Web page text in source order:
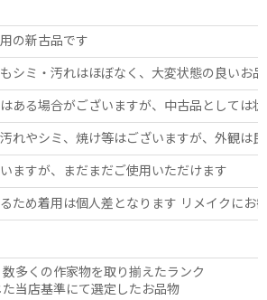
の新古品です
シミ・汚れはほぼなく、大変状態の良いお
ある場合がございますが、中古品としては
れやシミ、焼け等はございますが、外観は
ますが、まだまだご使用いただけます
ため着用は個人差となります リメイクにお
多くの作家物を取り揃えたランク
当店基準にて選定したお品物